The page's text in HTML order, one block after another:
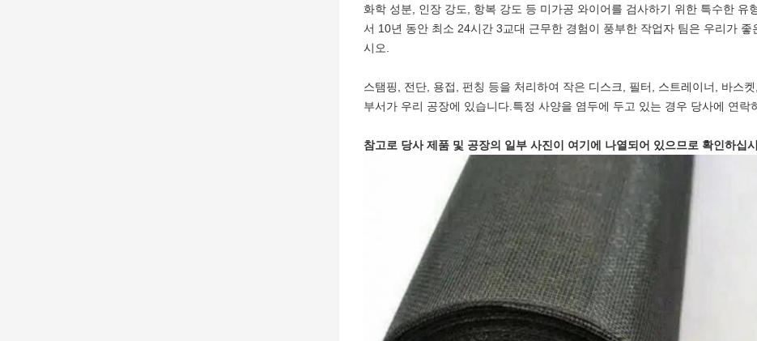
화학 성분, 인장 강도, 항복 강도 등 미가공 와이어를 검사하기 위한 특수한 유
서 10년 동안 최소 24시간 3교대 근무한 경험이 풍부한 작업자 팀은 우리가
시오.
스탬핑, 전단, 용접, 펀칭 등을 처리하여 작은 디스크, 필터, 스트레이너, 바스
부서가 우리 공장에 있습니다.특정 사양을 염두에 두고 있는 경우 당사에 연락
참고로 당사 제품 및 공장의 일부 사진이 여기에 나열되어 있으므로 확인하십